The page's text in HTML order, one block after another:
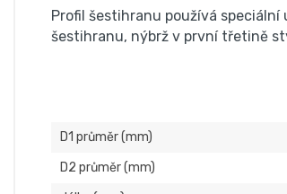
Profil šestihranu používá
šestihranu, nýbrž v první třetině
D1 průměr (mm)
D2 průměr (mm)